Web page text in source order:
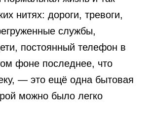
нитях: дороги, тревоги,
службы,
постоянный телефон в
фоне последнее, что
— это ещё одна бытовая
можно было легко